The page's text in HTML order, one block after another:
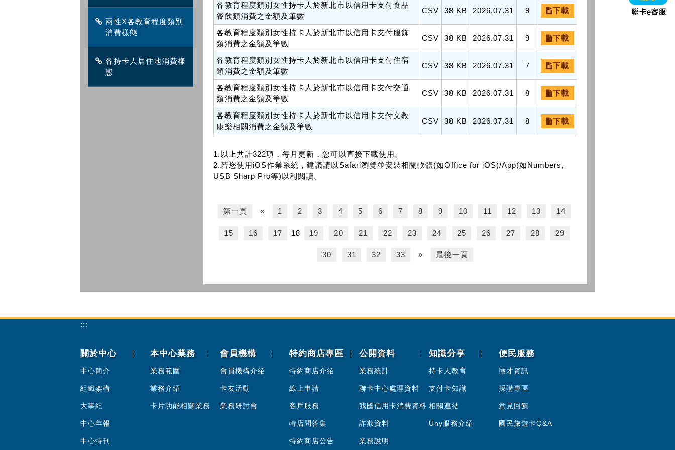
兩性X各教育程度類別
消費樣態
各持卡人居住地消費樣
態
各教育程度類別女性持卡人於新北市以信用卡支付食品
餐飲類消費之金額及筆數
CSV 38 KB 2026.07.31 9 下載
各教育程度類別女性持卡人於新北市以信用卡支付服飾
類消費之金額及筆數
CSV 38 KB 2026.07.31 9 下載
各教育程度類別女性持卡人於新北市以信用卡支付住宿
類消費之金額及筆數
CSV 38 KB 2026.07.31 7 下載
各教育程度類別女性持卡人於新北市以信用卡支付交通
類消費之金額及筆數
CSV 38 KB 2026.07.31 8 下載
各教育程度類別女性持卡人於新北市以信用卡支付文教
康樂相關消費之金額及筆數
CSV 38 KB 2026.07.31 8 下載
1.以上共計322項，每月更新，您可以直接下載使用。
2.若您使用iOS作業系統，建議請以Safari瀏覽並安裝相關軟體(如Office for iOS)/App(如Numbers,
USB Sharp Pro等)以利閱讀。
第一頁 « 1 2 3 4 5 6 7 8 9 10 11 12 13 14
15 16 17 18 19 20 21 22 23 24 25 26 27 28 29
30 31 32 33 » 最後一頁
:::
關於中心
中心簡介
組織架構
大事紀
中心年報
中心特刊
本中心業務
業務範圍
業務介紹
卡片功能相關業務
會員機構
會員機構介紹
卡友活動
業務研討會
特約商店專區
特約商店介紹
線上申請
客戶服務
特店問答集
特約商店公告
公開資料
業務統計
聯卡中心處理資料
我國信用卡消費資料
詐欺資料
業務說明
知識分享
持卡人教育
支付卡知識
相關連結
Üny服務介紹
便民服務
徵才資訊
採購專區
意見回饋
國民旅遊卡Q&A